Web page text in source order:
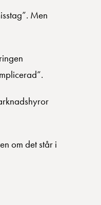
Men
om det står i